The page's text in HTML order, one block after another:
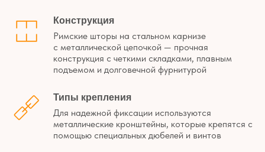
Конструкция
Римские шторы на стальном карнизе
с металлической цепочкой — прочная
конструкция с четкими складками, плавным
подъемом и долговечной фурнитурой
Типы крепления
Для надежной фиксации используются
металлические кронштейны, которые крепятся с
помощью специальных дюбелей и винтов